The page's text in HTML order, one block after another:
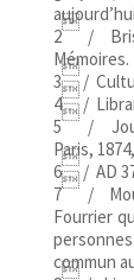
2

/
Mémoires.
3

/
4

/
5

/
Paris,
6

/ AD
7

/
Fourrier
commun
